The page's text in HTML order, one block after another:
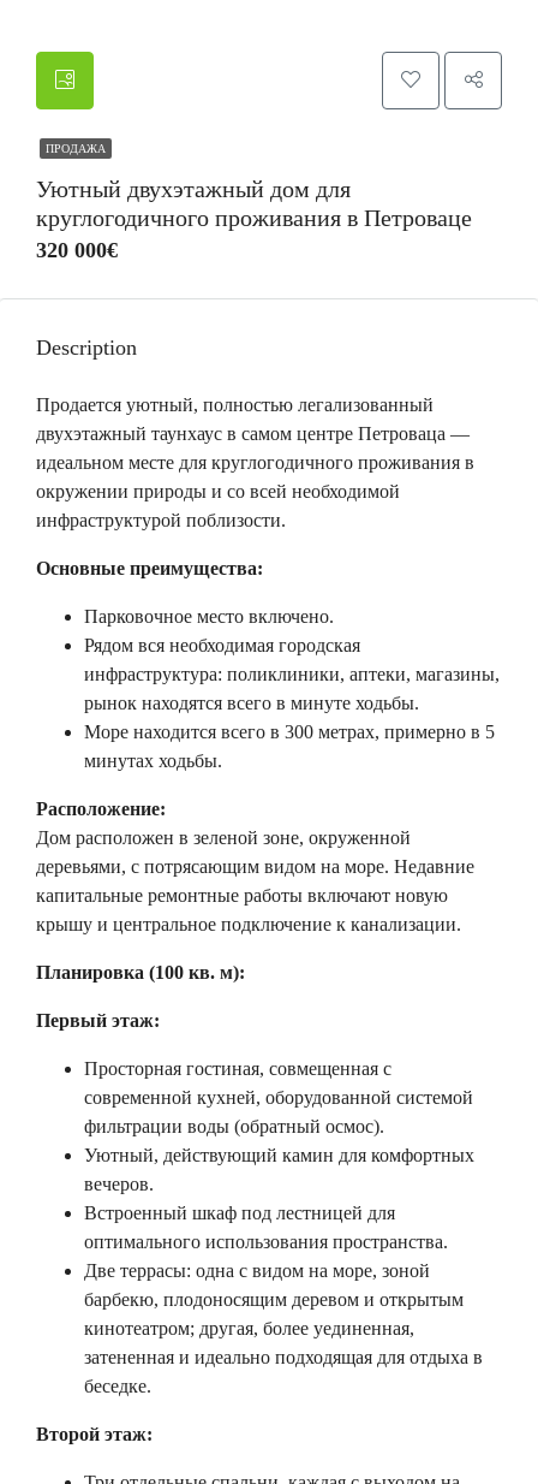
ПРОДАЖА
Уютный двухэтажный дом для
круглогодичного проживания в Петроваце
320 000€
Description
Продается уютный, полностью легализованный
двухэтажный таунхаус в самом центре Петроваца —
идеальном месте для круглогодичного проживания в
окружении природы и со всей необходимой
инфраструктурой поблизости.
Основные преимущества:
Парковочное место включено.
Рядом вся необходимая городская
инфраструктура: поликлиники, аптеки, магазины,
рынок находятся всего в минуте ходьбы.
Море находится всего в 300 метрах, примерно в 5
минутах ходьбы.
Расположение:
Дом расположен в зеленой зоне, окруженной
деревьями, с потрясающим видом на море. Недавние
капитальные ремонтные работы включают новую
крышу и центральное подключение к канализации.
Планировка (100 кв. м):
Первый этаж:
Просторная гостиная, совмещенная с
современной кухней, оборудованной системой
фильтрации воды (обратный осмос).
Уютный, действующий камин для комфортных
вечеров.
Встроенный шкаф под лестницей для
оптимального использования пространства.
Две террасы: одна с видом на море, зоной
барбекю, плодоносящим деревом и открытым
кинотеатром; другая, более уединенная,
затененная и идеально подходящая для отдыха в
беседке.
Второй этаж: